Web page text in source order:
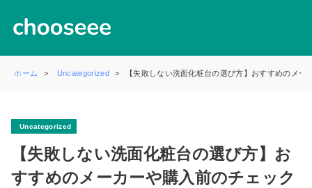
ホーム Uncategorized 【失敗しない洗面化粧台の選び方】おすすめのメ
Uncategorized
【失敗しない洗面化粧台の選び方】お
すすめのメーカーや購入前のチェック